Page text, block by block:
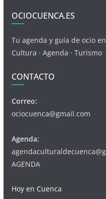
OCIOCUENCA.ES
Tu agenda y guía de ocio
Cultura · Agenda · Turismo
CONTACTO
Correo:
ociocuenca@gmail.com
Agenda:
AGENDA
Hoy en Cuenca